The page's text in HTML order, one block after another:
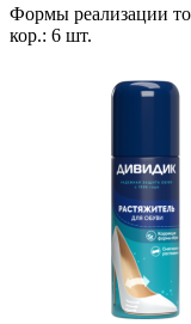
Формы реализации
кор.: 6 шт.